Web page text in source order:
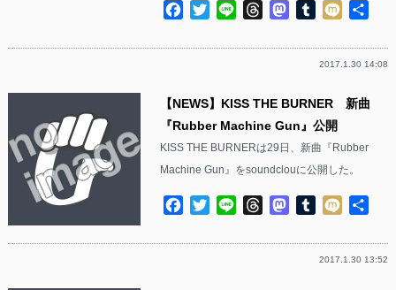
Facebook
TwitterLine ThreadsMastodon
Tumblr
Mixi
2017.1.30 14:08
【NEWS】KISS THE BURNER 新曲
『Rubber Machine Gun』公開
KISS THE BURNERは29日、新曲『Rubber
Machine Gun』をsoundclouに公開した。
Facebook
TwitterLine ThreadsMastodon
Tumblr
Mixi
2017.1.30 13:52